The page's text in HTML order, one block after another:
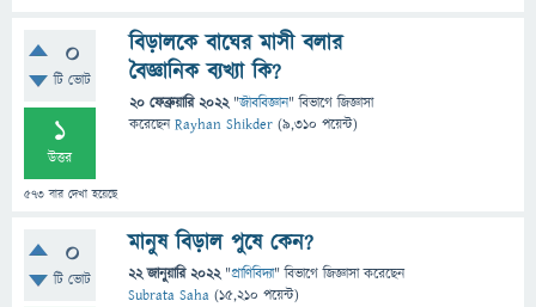
0
টি ভোট
1
উত্তর
573 বার দেখা হয়েছে
বিড়ালকে বাঘের মাসী বলার
বৈজ্ঞানিক ব্যখ্যা কি?
20 ফেব্রুয়ারি 2022 "জীববিজ্ঞান" বিভাগে জিজ্ঞাসা
করেছেনRayhan Shikder (9,310 পয়েন্ট)
0
টি ভোট
মানুষ বিড়াল পুষে কেন?
22 জানুয়ারি 2022 "প্রাণিবিদ্যা" বিভাগে জিজ্ঞাসাকরেছেন
Subrata Saha (15,210 পয়েন্ট)